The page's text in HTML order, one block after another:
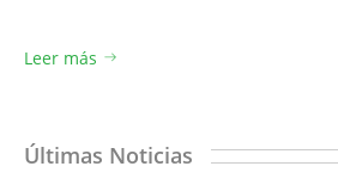
Leer más
Últimas Noticias